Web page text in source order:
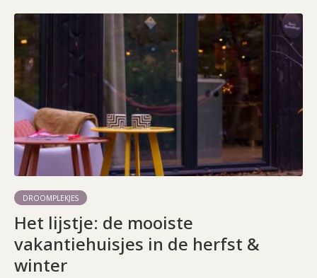
DROOMPLEKJES
Het lijstje: de mooiste
vakantiehuisjes in de herfst &
winter